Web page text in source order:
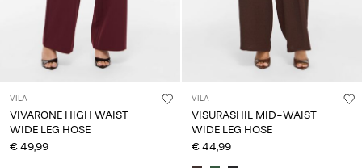
VILA
VIVARONE HIGH WAIST
WIDE LEG HOSE
€ 49,99
VILA
VISURASHIL MID-WAIST
WIDE LEG HOSE
€ 44,99